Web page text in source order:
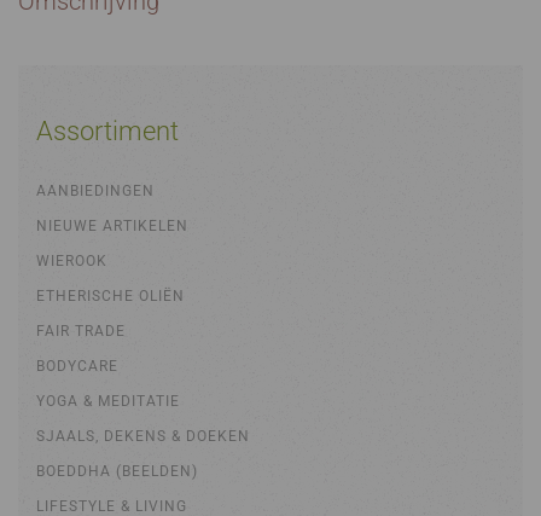
Assortiment
AANBIEDINGEN
NIEUWE ARTIKELEN
WIEROOK
ETHERISCHE OLIËN
FAIR TRADE
BODYCARE
YOGA & MEDITATIE
SJAALS, DEKENS & DOEKEN
BOEDDHA (BEELDEN)
LIFESTYLE & LIVING